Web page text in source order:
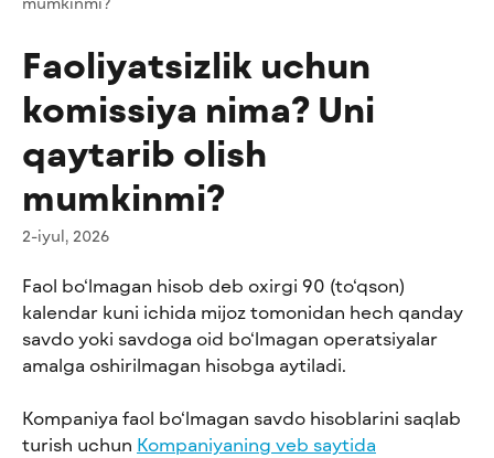
Faoliyatsizlik uchun
komissiya nima? Uni
qaytarib olish
mumkinmi?
2-iyul, 2026
Faol bo‘lmagan hisob deb oxirgi 90 (to‘qson)
kalendar kuni ichida mijoz tomonidan hech qanday
savdo yoki savdoga oid bo‘lmagan operatsiyalar
amalga oshirilmagan hisobga aytiladi.
Kompaniya faol bo‘lmagan savdo hisoblarini saqlab
turish uchun Kompaniyaning veb saytida